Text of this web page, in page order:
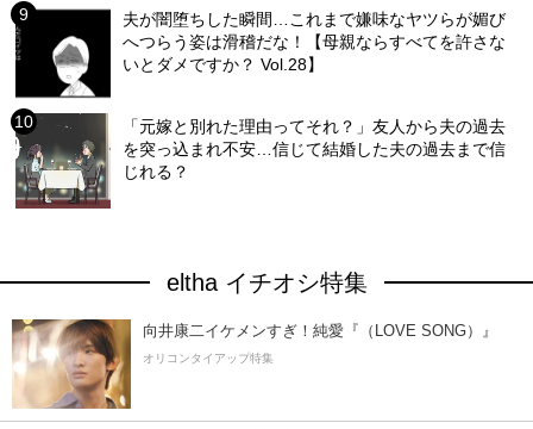
夫が闇堕ちした瞬間…これまで嫌味なヤツらが媚び
へつらう姿は滑稽だな！【母親ならすべてを許さな
いとダメですか？ Vol.28】
「元嫁と別れた理由ってそれ？」友人から夫の過去
を突っ込まれ不安…信じて結婚した夫の過去まで信
じれる？
eltha イチオシ特集
向井康二イケメンすぎ！純愛『（LOVE SONG）』
オリコンタイアップ特集